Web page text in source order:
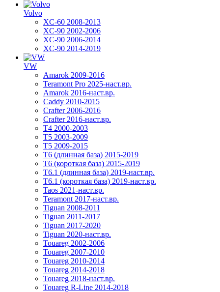
Volvo
XC-60 2008-2013
XC-90 2002-2006
XC-90 2006-2014
XC-90 2014-2019
VW
Amarok 2009-2016
Teramont Pro 2025-наст.вр.
Amarok 2016-наст.вр.
Caddy 2010-2015
Crafter 2006-2016
Crafter 2016-наст.вр.
T4 2000-2003
T5 2003-2009
T5 2009-2015
T6 (длинная база) 2015-2019
Т6 (короткая база) 2015-2019
T6.1 (длинная база) 2019-наст.вр.
T6.1 (короткая база) 2019-наст.вр.
Taos 2021-наст.вр.
Teramont 2017-наст.вр.
Tiguan 2008-2011
Tiguan 2011-2017
Tiguan 2017-2020
Tiguan 2020-наст.вр.
Touareg 2002-2006
Touareg 2007-2010
Touareg 2010-2014
Touareg 2014-2018
Touareg 2018-наст.вр.
Touareg R-Line 2014-2018